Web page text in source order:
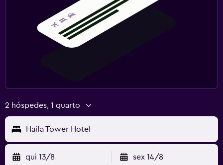
2 hóspedes, 1 quarto
Haifa Tower Hotel
qui 13/8 sex 14/8